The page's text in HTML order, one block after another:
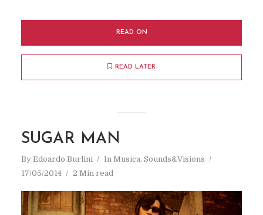
READ ON
READ LATER
SUGAR MAN
By Edoardo Burlini In Musica, Sounds&Visions
17/05/2014
2 Min read